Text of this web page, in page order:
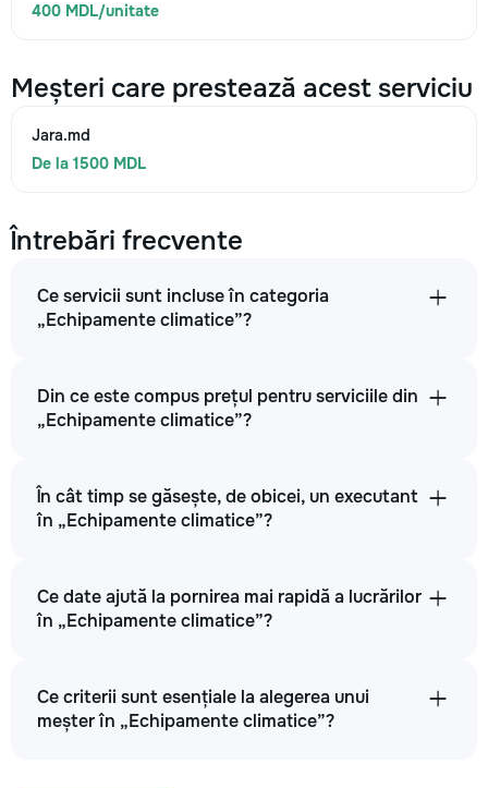
400 MDL/unitate
Meșteri care prestează acest serviciu
Jara.md
De la 1500 MDL
Întrebări frecvente
Ce servicii sunt incluse în categoria
„Echipamente climatice”?
Din ce este compus prețul pentru serviciile din
„Echipamente climatice”?
În cât timp se găsește, de obicei, un executant
în „Echipamente climatice”?
Ce date ajută la pornirea mai rapidă a lucrărilor
în „Echipamente climatice”?
Ce criterii sunt esențiale la alegerea unui
meșter în „Echipamente climatice”?